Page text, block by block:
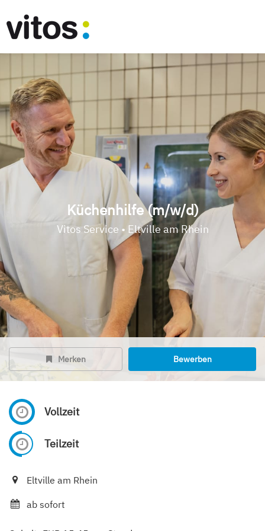
Küchenhilfe (m/w/d)
Vitos Service • Eltville am Rhein
Merken Bewerben
Vollzeit
Teilzeit
Eltville am Rhein
ab sofort